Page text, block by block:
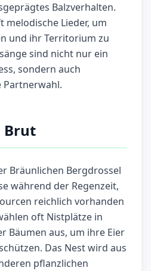
Balzverhalten.
melodische Lieder, um
und ihr Territorium zu
sind nicht nur ein
sondern auch
Partnerwahl.
Brut
Bräunlichen Bergdrossel
während der Regenzeit,
reichlich vorhanden
oft Nistplätze in
Bäumen aus, um ihre Eier
Das Nest wird aus
pflanzlichen